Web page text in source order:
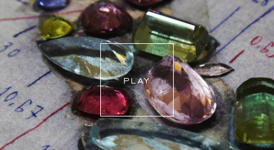
abstimmen.
Für weitere Informationen besuchen Sie bitte unsere
FAQ's.
PLAY